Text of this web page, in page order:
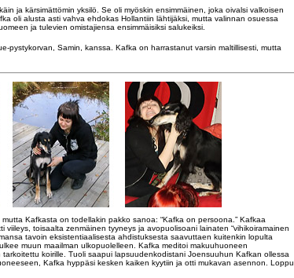
ja kärsimättömin yksilö. Se oli myöskin ensimmäinen, joka oivalsi valkoisen
oli alusta asti vahva ehdokas Hollantiin lähtijäksi, mutta valinnan osuessa
ja tulevien omistajiensa ensimmäisiksi salukeiksi.
pystykorvan, Samin, kanssa. Kafka on harrastanut varsin maltillisesti, mutta
Kafkasta on todellakin pakko sanoa: “Kafka on persoona.” Kafkaa
toisaalta zenmäinen tyyneys ja avopuolisoani lainaten “vihikoiramainen
tavoin eksistentiaalisesta ahdistuksesta saavuttaen kuitenkin lopulta
muun maailman ulkopuolelleen. Kafka meditoi makuuhuoneen
koirille. Tuoli saapui lapsuudenkodistani Joensuuhun Kafkan ollessa
Kafka hyppäsi kesken kaiken kyytiin ja otti mukavan asennon. Loppu